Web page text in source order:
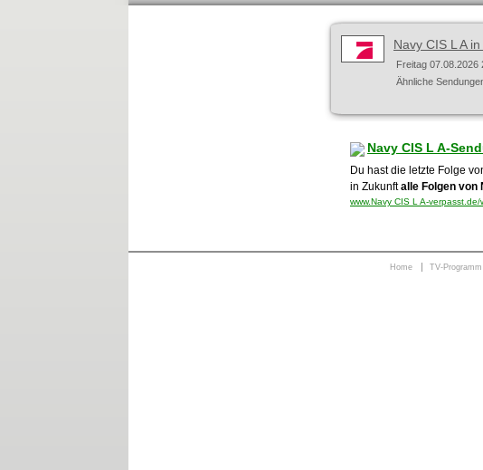
Navy CIS L A
Freitag 07.08.2026
Ähnliche
Navy CIS L A-
Du hast die letzte Folge
in Zukunftalle Folgen von
www.Navy CIS L A-
Home TV-